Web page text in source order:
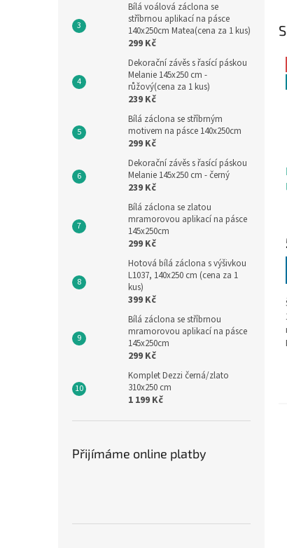
Bílá voálová záclona se
stříbrnou aplikací na pásce
140x250cm Matea(cena za 1 kus)
299 Kč
Dekorační závěs s řasící páskou
Melanie 145x250 cm -
růžový(cena za 1 kus)
239 Kč
Bílá záclona se stříbrným
motivem na pásce 140x250cm
299 Kč
Dekorační závěs s řasící páskou
Melanie 145x250 cm - černý
239 Kč
Bílá záclona se zlatou
mramorovou aplikací na pásce
145x250cm
299 Kč
Hotová bílá záclona s výšivkou
L1037, 140x250 cm (cena za 1
kus)
399 Kč
Bílá záclona se stříbrnou
mramorovou aplikací na pásce
145x250cm
299 Kč
Komplet Dezzi černá/zlato
310x250 cm
1 199 Kč
Přijímáme online platby